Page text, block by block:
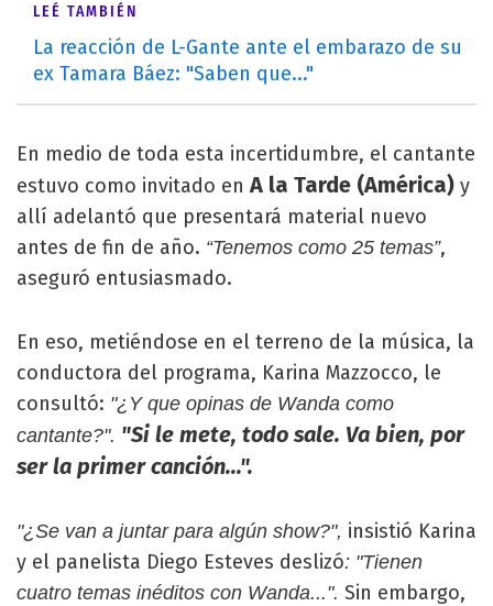
LEÉ TAMBIÉN
La reacción de L-Gante ante el embarazo de su
ex Tamara Báez: "Saben que..."
En medio de toda esta incertidumbre, el cantante
estuvo como invitado enA la Tarde (América) y
allí adelantó que presentará material nuevo
antes de fin de año. “Tenemos como 25 temas”,
aseguró entusiasmado.
En eso, metiéndose en el terreno de la música, la
conductora del programa, Karina Mazzocco, le
consultó: "¿Y que opinas de Wanda como
cantante?". "Si le mete, todo sale. Va bien, por
ser la primer canción...".
"¿Se van a juntar para algún show?", insistió Karina
y el panelista Diego Esteves deslizó: "Tienen
cuatro temas inéditos con Wanda...". Sin embargo,